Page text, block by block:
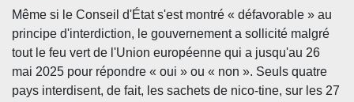
Même si le Conseil d'État s'est montré « défavorable » au
principe d'interdiction, le gouvernement a sollicité malgré
tout le feu vert de l'Union européenne qui a jusqu'au 26
mai 2025 pour répondre « oui » ou « non ». Seuls quatre
pays interdisent, de fait, les sachets de nico-tine, sur les 27